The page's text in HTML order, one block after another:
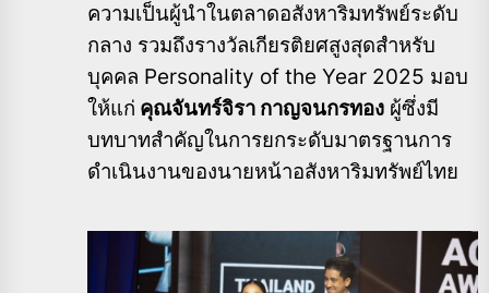
ความเป็นผู้นำในตลาดอสังหาริมทรัพย์ระดับ
กลาง รวมถึงรางวัลเกียรติยศสูงสุดสำหรับ
บุคคล Personality of the Year 2025 มอบ
ให้แก่ คุณจันทร์จิรา กาญจนกรทอง ผู้ซึ่งมี
บทบาทสำคัญในการยกระดับมาตรฐานการ
ดำเนินงานของนายหน้าอสังหาริมทรัพย์ไทย